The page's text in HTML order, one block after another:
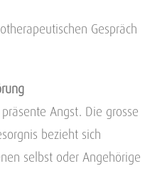
Gespräch
Angst. Die grosse
bezieht sich
selbst oder Angehörige